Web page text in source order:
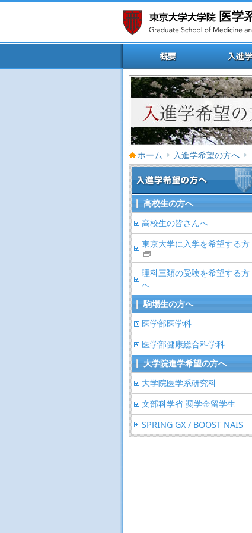
ホーム 入進学希望の方へ
高校生の方へ
高校生の皆さんへ
東京大学に入学を希望する方
理科三類の受験を希望する方
へ
駒場生の方へ
医学部医学科
医学部健康総合科学科
大学院進学希望の方へ
大学院医学系研究科
文部科学省 奨学金留学生
SPRING GX / BOOST NAIS